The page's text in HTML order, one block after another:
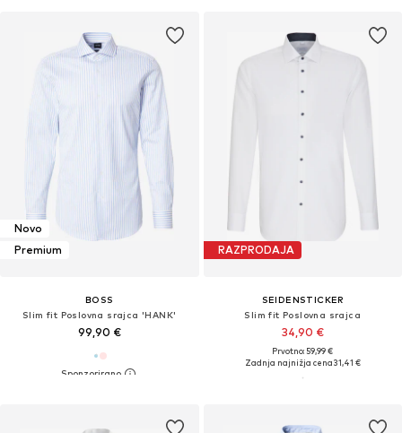
Novo
Premium
BOSS
Slim fit Poslovna srajca 'HANK'
99,90 €
RAZPRODAJA
SEIDENSTICKER
Slim fit Poslovna srajca
34,90 €
Prvotno: 59,99 €
Zadnja najnižja cena31,41 €